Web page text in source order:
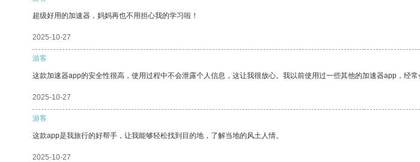
超级好用的加速器，妈妈再也不用担心我的学习啦！
2025-10-27
游客
这款加速器app的安全性很高，使用过程中不会泄露个人信息，这让我很放心。我以前使用过一些其他的加速器app，经常
2025-10-27
游客
这款app是我旅行的好帮手，让我能够轻松找到目的地，了解当地的风土人情。
2025-10-27